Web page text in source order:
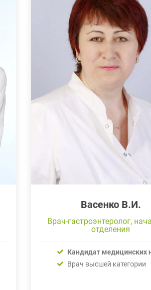
Васенко В.И.
Врач-гастроэнтеролог,
отделения
Кандидат медицинских
Врач высшей категории